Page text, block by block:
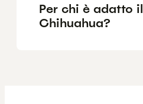
Per chi è adatto il
Chihuahua?